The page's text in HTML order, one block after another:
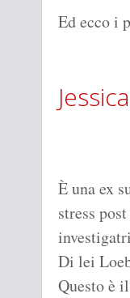
Ed ecco i
È una ex
stress
Di lei
Questo è